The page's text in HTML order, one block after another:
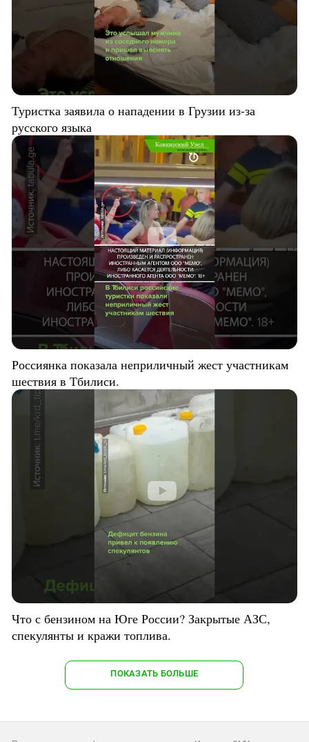
Туристка заявила о нападении в Грузии из-за
русского языка
Россиянка показала неприличный жест участникам
шествия в Тбилиси.
Что с бензином на Юге России? Закрытые АЗС,
спекулянты и кражи топлива.
ПОКАЗАТЬ БОЛЬШЕ